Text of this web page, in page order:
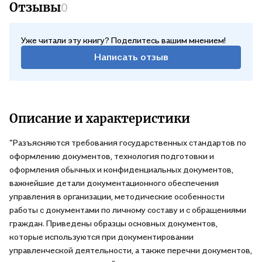
Отзывы0
Уже читали эту книгу? Поделитесь вашим мнением!
Написать отзыв
Описание и характеристики
"Разъясняются требования государственных стандартов по
оформлению документов, технология подготовки и
оформления обычных и конфиденциальных документов,
важнейшие детали документационного обеспечения
управления в организации, методические особенности
работы с документами по личному составу и с обращениями
граждан. Приведены образцы основных документов,
которые используются при документировании
управленческой деятельности, а также перечни документов,